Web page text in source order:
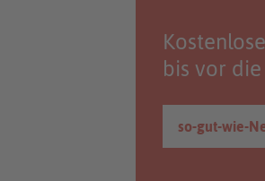
bis vor
so-gut-wie-